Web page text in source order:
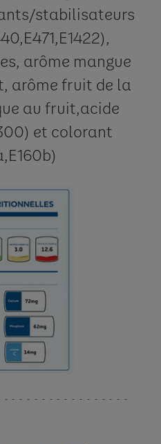
stabilisateurs
arôme mangue
arôme fruit de la
au fruit,acide
et colorant